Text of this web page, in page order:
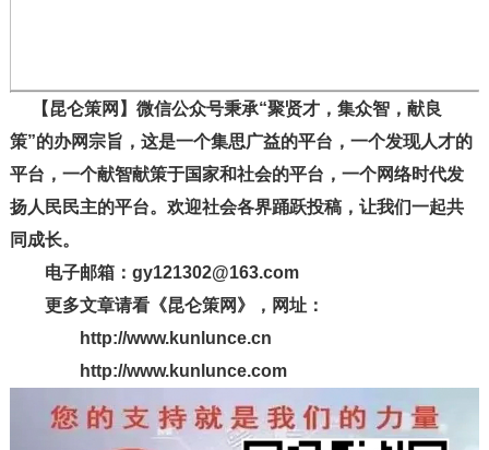
【昆仑策网】微信公众号秉承“聚贤才，集众智，献良
策”的办网宗旨，这是一个集思广益的平台，一个发现人才的
平台，一个献智献策于国家和社会的平台，一个网络时代发
扬人民民主的平台。欢迎社会各界踊跃投稿，让我们一起共
同成长。
电子邮箱：gy121302@163.com
更多文章请看《昆仑策网》，网址：
http://www.kunlunce.cn
http://www.kunlunce.com